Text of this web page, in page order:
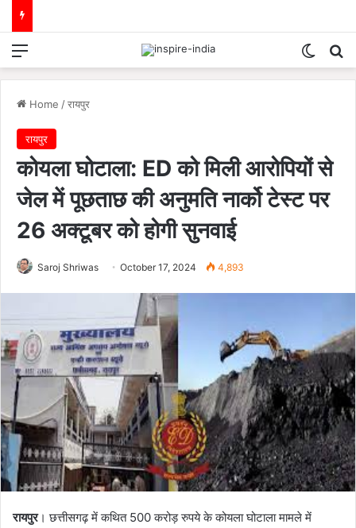
Menu
Home /रायपुर
रायपुर
कोयला घोटाला: ED को मिली आरोपियों से
जेल में पूछताछ की अनुमति नार्को टेस्ट पर
26 अक्टूबर को होगी सुनवाई
Saroj Shriwas October 17, 2024 4,893
रायपुर। छत्तीसगढ़ में कथित 500 करोड़ रुपये के कोयला घोटाला मामले में